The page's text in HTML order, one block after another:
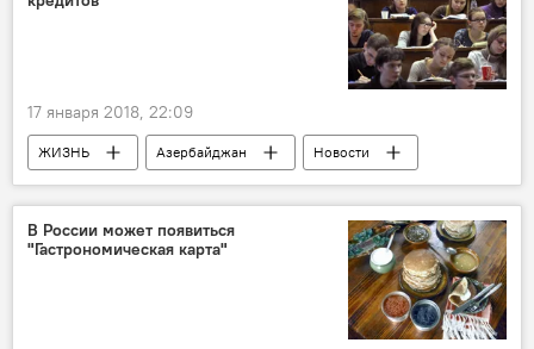
ненефтяной сектор
17 января 2018, 22:09
ЖИЗНЬ Азербайджан Новости
В России может появиться
"Гастрономическая карта"